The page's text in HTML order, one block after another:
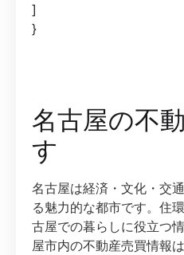
]
}
名古屋の不
す
名古屋は経済・文化・交
る魅力的な都市です。住
古屋での暮らしに役立つ
屋市内の不動産売買情報